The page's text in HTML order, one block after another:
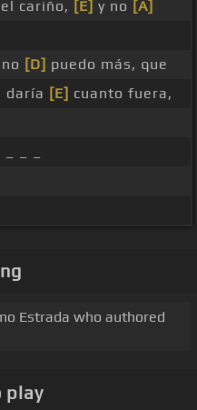
cariño, [E] y no [A]
[D] puedo más, que
daría [E] cuanto fuera,
_ _
Estrada who authored
play